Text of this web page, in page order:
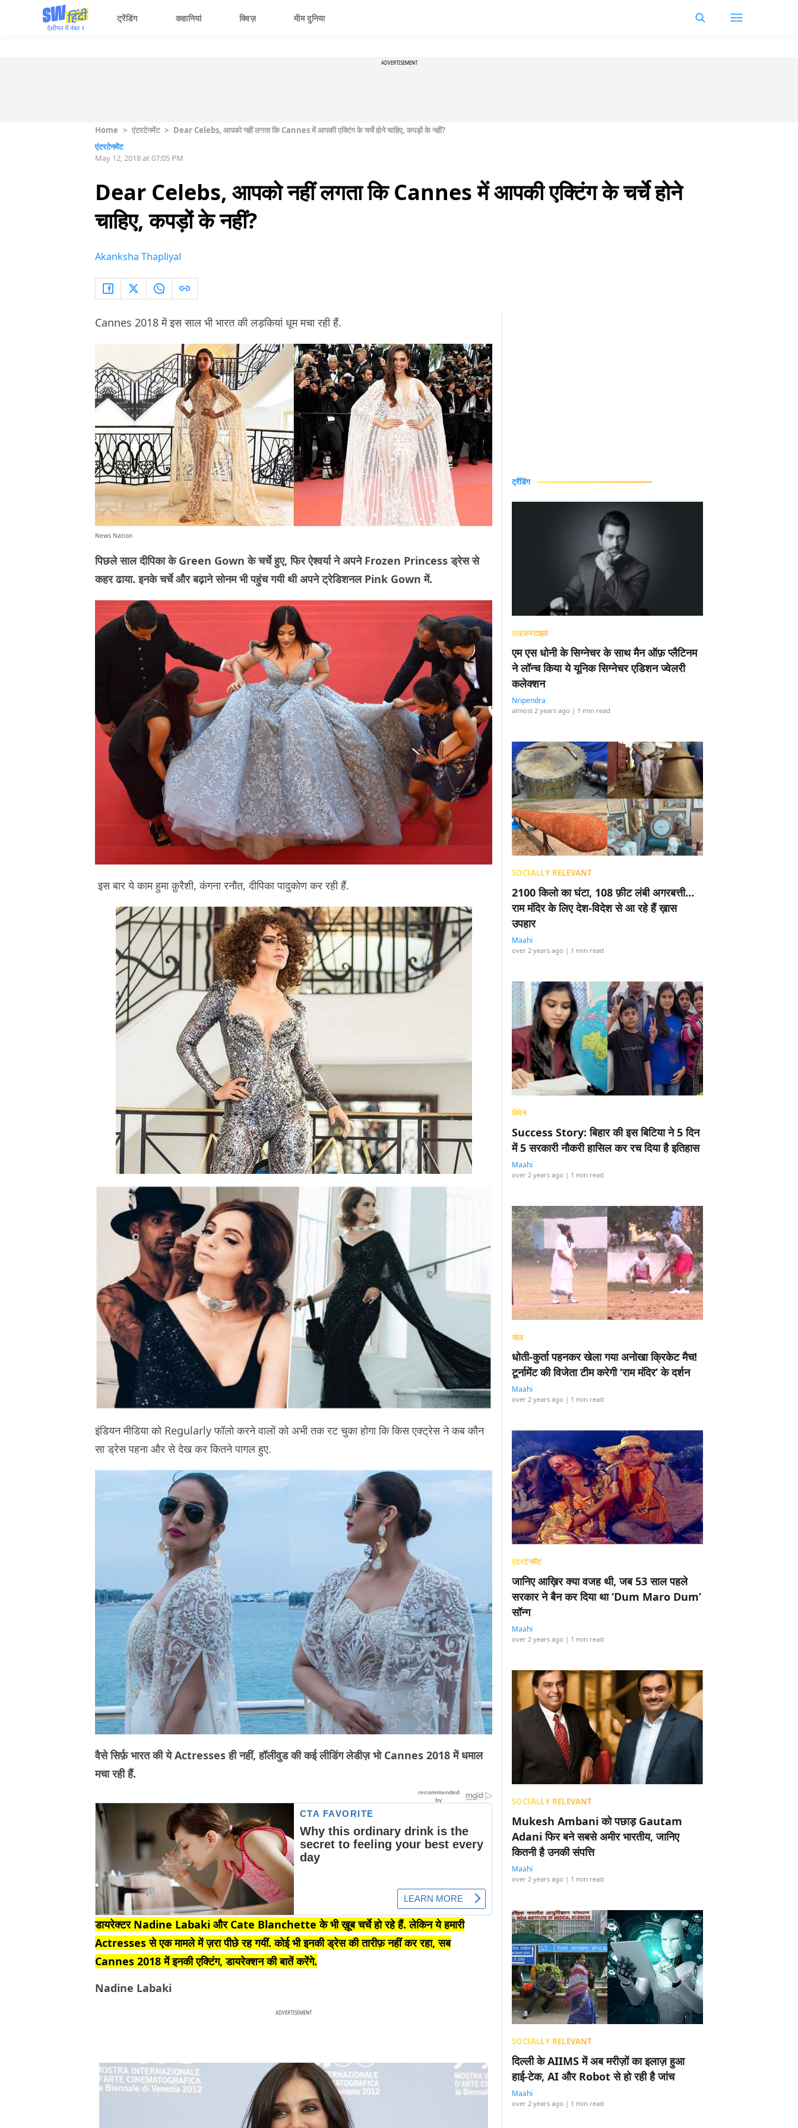
ट्रेंडिंग कहानियां क्विज़ मीम दुनिया
ADVERTISEMENT
Home > एंटरटेनमेंट > Dear Celebs, आपको नहीं लगता कि Cannes में आपकी एक्टिंग के चर्चे होने चाहिए, कपड़ों के नहीं?
एंटरटेनमेंट
May 12, 2018 at 07:05 PM
Dear Celebs, आपको नहीं लगता कि Cannes में आपकी एक्टिंग के चर्चे होने
चाहिए, कपड़ों के नहीं?
Akanksha Thapliyal
Cannes 2018 में इस साल भी भारत की लड़कियां धूम मचा रही हैं.
News Nation
पिछले साल दीपिका के Green Gown के चर्चे हुए, फिर ऐश्वर्या ने अपने Frozen Princess ड्रेस से
कहर ढाया. इनके चर्चे और बढ़ाने सोनम भी पहुंच गयी थी अपने ट्रेडिशनल Pink Gown में.
इस बार ये काम हुमा क़ुरैशी, कंगना रनौत, दीपिका पादुकोण कर रही हैं.
इंडियन मीडिया को Regularly फॉलो करने वालों को अभी तक रट चुका होगा कि किस एक्ट्रेस ने कब कौन
सा ड्रेस पहना और से देख कर कितने पागल हुए.
वैसे सिर्फ़ भारत की ये Actresses ही नहीं, हॉलीवुड की कई लीडिंग लेडीज़ भो Cannes 2018 में धमाल
मचा रही हैं.
डायरेक्टर Nadine Labaki और Cate Blanchette के भी ख़ूब चर्चे हो रहे हैं. लेकिन ये हमारी
Actresses से एक मामले में ज़रा पीछे रह गयीं. कोई भी इनकी ड्रेस की तारीफ़ नहीं कर रहा, सब
Cannes 2018 में इनकी एक्टिंग, डायरेक्शन की बातें करेंगे.
Nadine Labaki
ADVERTISEMENT
ट्रेंडिंग
लाइफ़स्टाइल
एम एस धोनी के सिग्नेचर के साथ मैन ऑफ़ प्लैटिनम
ने लॉन्च किया ये यूनिक सिग्नेचर एडिशन ज्वेलरी
कलेक्शन
Nripendra
almost 2 years ago | 1 min read
SOCIALLY RELEVANT
2100 किलो का घंटा, 108 फ़ीट लंबी अगरबत्ती…
राम मंदिर के लिए देश-विदेश से आ रहे हैं ख़ास
उपहार
Maahi
over 2 years ago | 1 min read
विमेन
Success Story: बिहार की इस बिटिया ने 5 दिन
में 5 सरकारी नौकरी हासिल कर रच दिया है इतिहास
Maahi
over 2 years ago | 1 min read
खेल
धोती-कुर्ता पहनकर खेला गया अनोखा क्रिकेट मैच!
टूर्नामेंट की विजेता टीम करेगी ‘राम मंदिर’ के दर्शन
Maahi
over 2 years ago | 1 min read
एंटरटेनमेंट
जानिए आख़िर क्या वजह थी, जब 53 साल पहले
सरकार ने बैन कर दिया था ‘Dum Maro Dum’
सॉन्ग
Maahi
over 2 years ago | 1 min read
SOCIALLY RELEVANT
Mukesh Ambani को पछाड़ Gautam
Adani फिर बने सबसे अमीर भारतीय, जानिए
कितनी है उनकी संपत्ति
Maahi
over 2 years ago | 1 min read
SOCIALLY RELEVANT
दिल्ली के AIIMS में अब मरीज़ों का इलाज़ हुआ
हाई-टेक, AI और Robot से हो रही है जांच
Maahi
over 2 years ago | 1 min read